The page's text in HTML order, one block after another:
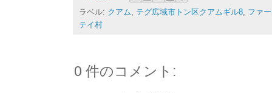
ラベル: クアム, テグ広域市トン区クアムギル8, ファ
テイ村
0 件のコメント: